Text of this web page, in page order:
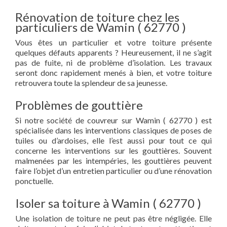
Rénovation de toiture chez les
particuliers de Wamin ( 62770 )
Vous êtes un particulier et votre toiture présente
quelques défauts apparents ? Heureusement, il ne s’agit
pas de fuite, ni de problème d’isolation. Les travaux
seront donc rapidement menés à bien, et votre toiture
retrouvera toute la splendeur de sa jeunesse.
Problèmes de gouttière
Si notre société de couvreur sur Wamin ( 62770 ) est
spécialisée dans les interventions classiques de poses de
tuiles ou d’ardoises, elle l’est aussi pour tout ce qui
concerne les interventions sur les gouttières. Souvent
malmenées par les intempéries, les gouttières peuvent
faire l’objet d’un entretien particulier ou d’une rénovation
ponctuelle.
Isoler sa toiture à Wamin ( 62770 )
Une isolation de toiture ne peut pas être négligée. Elle